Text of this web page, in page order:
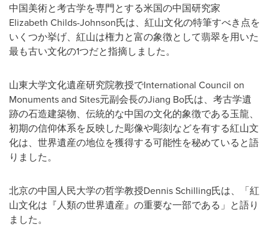
中国美術と考古学を専門とする米国の中国研究家
Elizabeth Childs-Johnson氏は、紅山文化の特筆すべき点を
いくつか挙げ、紅山は権力と富の象徴として翡翠を用いた
最も古い文化の1つだと指摘しました。
山東大学文化遺産研究院教授でInternational Council on
Monuments and Sites元副会長のJiang Bo氏は、考古学遺
跡の石造建築物、伝統的な中国の文化的象徴である玉龍、
初期の信仰体系を反映した彫像や彫刻などを有する紅山文
化は、世界遺産の地位を獲得する可能性を秘めていると語
りました。
北京の中国人民大学の哲学教授Dennis Schilling氏は、「紅
山文化は『人類の世界遺産』の重要な一部である」と語り
ました。